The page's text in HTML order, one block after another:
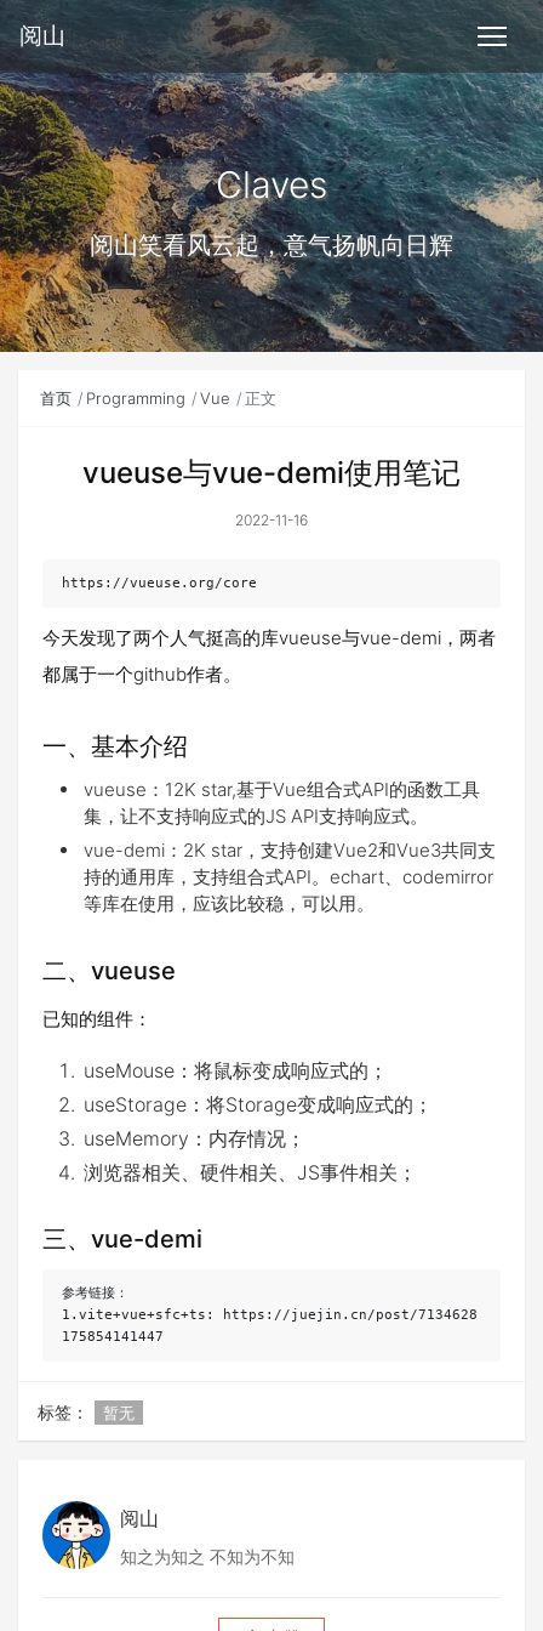
阅山
Claves
阅山笑看风云起，意气扬帆向日辉
首页 Programming Vue 正文
vueuse与vue-demi使用笔记
2022-11-16
https://vueuse.org/core
今天发现了两个人气挺高的库vueuse与vue-demi，两者
都属于一个github作者。
一、基本介绍
vueuse：12K star,基于Vue组合式API的函数工具
集，让不支持响应式的JS API支持响应式。
vue-demi：2K star，支持创建Vue2和Vue3共同支
持的通用库，支持组合式API。echart、codemirror
等库在使用，应该比较稳，可以用。
二、vueuse
已知的组件：
useMouse：将鼠标变成响应式的；
useStorage：将Storage变成响应式的；
useMemory：内存情况；
浏览器相关、硬件相关、JS事件相关；
三、vue-demi
参考链接：
1.vite+vue+sfc+ts: https://juejin.cn/post/7134628
175854141447
标签： 暂无
阅山
知之为知之 不知为不知